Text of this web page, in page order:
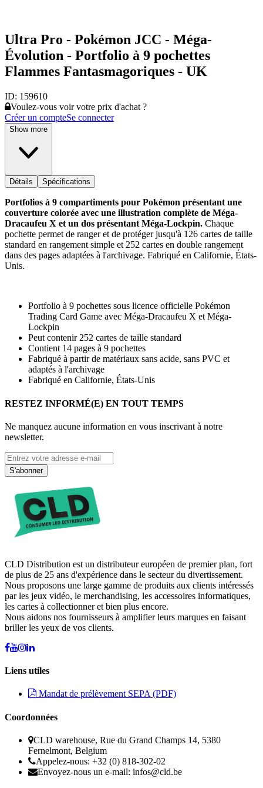
Ultra Pro - Pokémon JCC - Méga-
Évolution - Portfolio à 9 pochettes
Flammes Fantasmagoriques - UK
ID: 159610
Voulez-vous voir votre prix d'achat ?
Créer un compteSe connecter
Show more
Détails Spécifications
Portfolios à 9 compartiments pour Pokémon présentant une
couverture colorée avec une illustration complète de Méga-
Dracaufeu X et un dos présentant Méga-Lockpin. Chaque
pochette permet de ranger et de protéger jusqu'à 126 cartes de taille
standard en rangement simple et 252 cartes en double rangement
dans des pages adaptées à l'archivage. Fabriqué en Californie, États-
Unis.
Portfolio à 9 pochettes sous licence officielle Pokémon
Trading Card Game avec Méga-Dracaufeu X et Méga-
Lockpin
Peut contenir 252 cartes de taille standard
Contient 14 pages à 9 pochettes
Fabriqué à partir de matériaux sans acide, sans PVC et
adaptés à l'archivage
Fabriqué en Californie, États-Unis
RESTEZ INFORMÉ(E) EN TOUT TEMPS
Ne manquez aucune information en vous inscrivant à notre
newsletter.
S'abonner
CLD Distribution est un distributeur européen de premier plan, fort
de plus de 25 ans d'expérience dans le secteur du divertissement.
Nous proposons une large gamme de produits aux clients intéressés
par les jeux vidéo, le merchandising, les accessoires informatiques,
les cartes à collectionner et bien plus encore.
Nous aidons nos fournisseurs à amplifier leurs marques en faisant
briller les yeux de vos clients.
Liens utiles
Mandat de prélèvement SEPA (PDF)
Coordonnées
CLD warehouse, Rue du Grand Champs 14, 5380
Fernelmont, Belgium
Appelez-nous: +32 (0) 818-302-02
Envoyez-nous un e-mail: infos@cld.be